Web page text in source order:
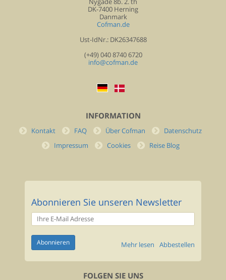
DK-7400 Herning
Danmark
Cofman.de
Ust-IdNr.: DK26347688
(+49) 040 8740 6720
info@cofman.de
INFORMATION
Kontakt FAQ Über Cofman
Datenschutz
Impressum
Cookies Reise Blog
Abonnieren Sie unseren Newsletter
Abbestellen
Mehr lesen
FOLGEN SIE UNS